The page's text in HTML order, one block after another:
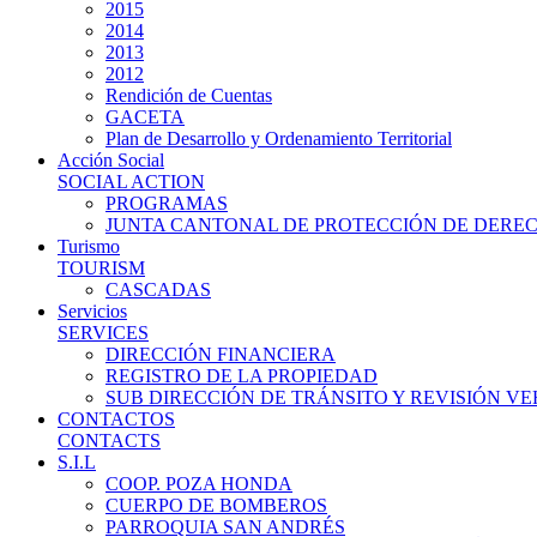
2015
2014
2013
2012
Rendición de Cuentas
GACETA
Plan de Desarrollo y Ordenamiento Territorial
Acción Social
SOCIAL ACTION
PROGRAMAS
JUNTA CANTONAL DE PROTECCIÓN DE
Turismo
TOURISM
CASCADAS
Servicios
SERVICES
DIRECCIÓN FINANCIERA
REGISTRO DE LA PROPIEDAD
SUB DIRECCIÓN DE TRÁNSITO Y REVISIÓN
CONTACTOS
CONTACTS
S.I.L
COOP. POZA HONDA
CUERPO DE BOMBEROS
PARROQUIA SAN ANDRÉS